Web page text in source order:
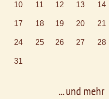
10 11 12 13 14
17 18 19 20 21
24 25 26 27 28
31
... und mehr